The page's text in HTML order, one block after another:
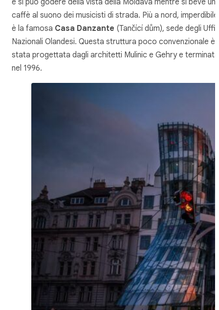
e si può godere della vista della Moldava mentre si beve un
caffè al suono dei musicisti di strada. Più a nord, imperdibile
è la famosa Casa Danzante (Tančící dům), sede degli
Nazionali Olandesi. Questa struttura poco convenzionale è
stata progettata dagli architetti Mulinic e Gehry e terminata
nel 1996.